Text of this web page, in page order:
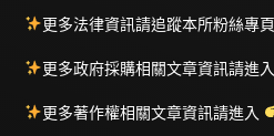
更多法律資訊請追蹤本所粉絲專頁
更多政府採購相關文章資訊請進入
更多著作權相關文章資訊請進入